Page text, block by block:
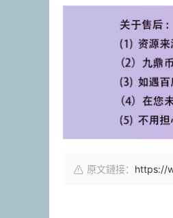
原文鏈接： https://